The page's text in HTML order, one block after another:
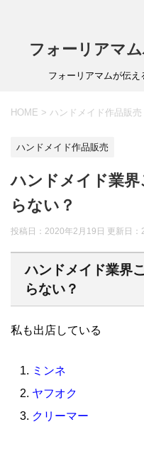
フォーリアマ
フォーリアマムが伝
HOME > ハンドメイド作品販売
ハンドメイド作品販売
ハンドメイド業
らない？
投稿日：2020年2月19日 更新日：
ハンドメイド業界
らない？
私も出店している
ミンネ
ヤフオク
クリーマー